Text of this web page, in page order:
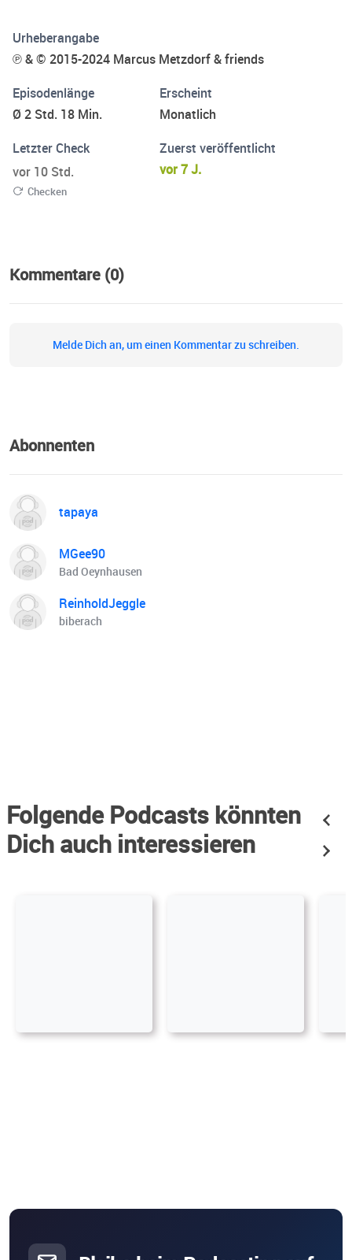
Urheberangabe
℗ & © 2015-2024 Marcus Metzdorf & friends
Episodenlänge
Ø 2 Std. 18 Min.
Erscheint
Monatlich
Letzter Check
vor 10 Std.
Checken
Zuerst veröffentlicht
vor 7 J.
Kommentare (0)
Melde Dich an, um einen Kommentar zu schreiben.
Abonnenten
tapaya
MGee90
Bad Oeynhausen
ReinholdJeggle
biberach
Folgende Podcasts könnten
Dich auch interessieren